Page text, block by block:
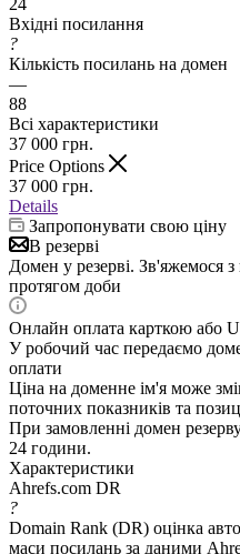
Вхідні посилання
?
Кількість посилань на домен
—
88
Всі характеристики
37 000 грн.
Price Options
37 000 грн.
Details
Запропонувати свою ціну
В резерві
Домен у резерві. Зв'яжемося
протягом доби
Онлайн оплата карткою або
У робочий час передаємо
оплати
Ціна на доменне ім'я може
поточних показників та
При замовленні домен
24 години.
Характеристики
Ahrefs.com DR
?
Domain Rank (DR) оцінка
маси посилань за даними